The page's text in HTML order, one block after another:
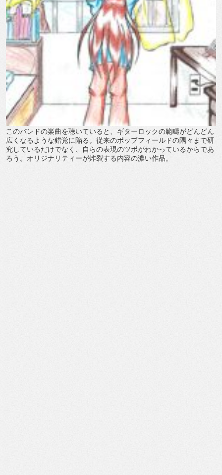
このバンドの楽曲を聴いていると、ギターロックの範疇がどんどん
広くなるような錯覚に陥る。従来のポップフィールドの隅々まで研
究しているだけでなく、自らの表現のツボがわかっているからであ
ろう。オリジナリティーが炸裂する内容の濃い作品。